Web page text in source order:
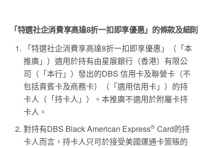
「特選社企消費享高達8折一扣即享優惠」的條款及細則
「特選社企消費享高達8折一扣即享優惠」（「本
推廣」）適用於持有由星展銀行（香港）有限公
司（「本行」）發出的DBS 信用卡及聯營卡（不
包括貴賓卡及商務卡）（「適用信用卡」）的持
卡人（「持卡人」）。本推廣不適用於附屬卡持
卡人。
對持有DBS Black American Express® Card的持
卡人而言，持卡人只可於接受美國運通卡簽賬的